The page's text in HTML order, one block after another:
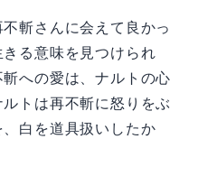
斬さんに会えて良かっ
る意味を見つけられ
への愛は、ナルトの心
トは再不斬に怒りをぶ
白を道具扱いしたか